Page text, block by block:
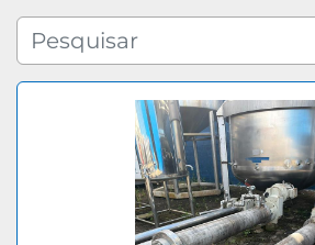
Fabricante
Organizar por